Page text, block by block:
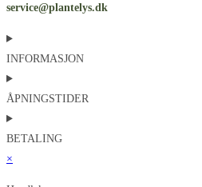
service@plantelys.dk
INFORMASJON
ÅPNINGSTIDER
BETALING
×